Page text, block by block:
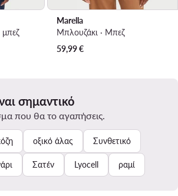
Marella
Μπλουζάκι · Μπεζ
59,99€
σημαντικό
που θα το αγαπήσεις.
οξικό άλας Συνθετικό
Σατέν Lyocell ραμί